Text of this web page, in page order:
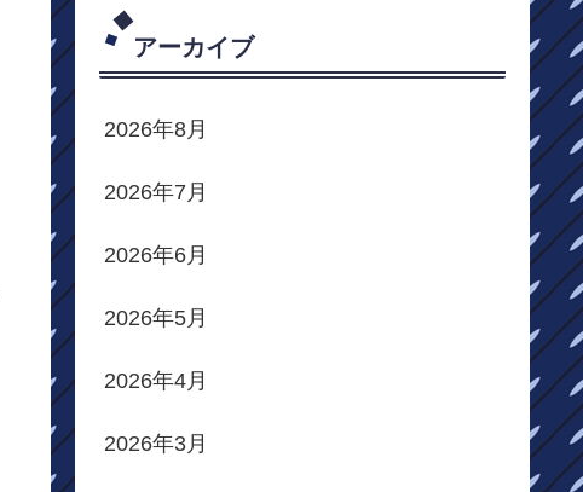
アーカイブ
2026年8月
2026年7月
2026年6月
2026年5月
2026年4月
2026年3月